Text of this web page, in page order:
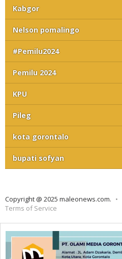
Kabgor
Nelson pomalingo
#Pemilu2024
Pemilu 2024
KPU
Pileg
kota gorontalo
bupati sofyan
Copyright @ 2025 maleonews.com.
Terms of Service